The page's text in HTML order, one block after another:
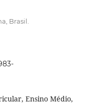
Brasil.
Ensino Médio,